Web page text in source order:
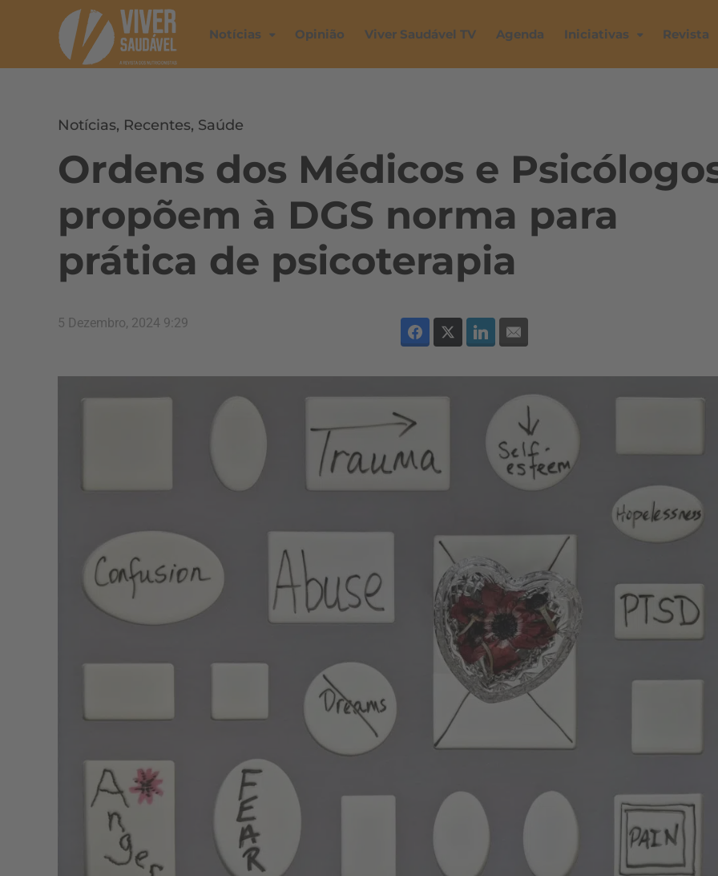
Notícias Opinião Viver Saudável TV Agenda Iniciativas Revista
Notícias, Recentes, Saúde
Ordens dos Médicos e
propõem à DGS norma para
prática de psicoterapia
5 Dezembro, 2024 9:29